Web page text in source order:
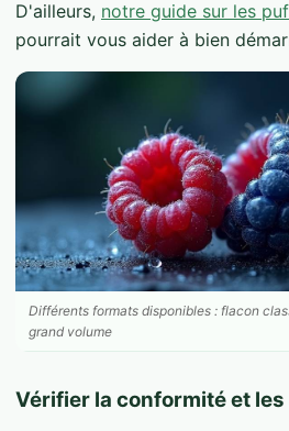
D'ailleurs, notre guide sur les
pourrait vous aider à bien
Différents formats disponibles : flacon
grand volume
Vérifier la conformité et les